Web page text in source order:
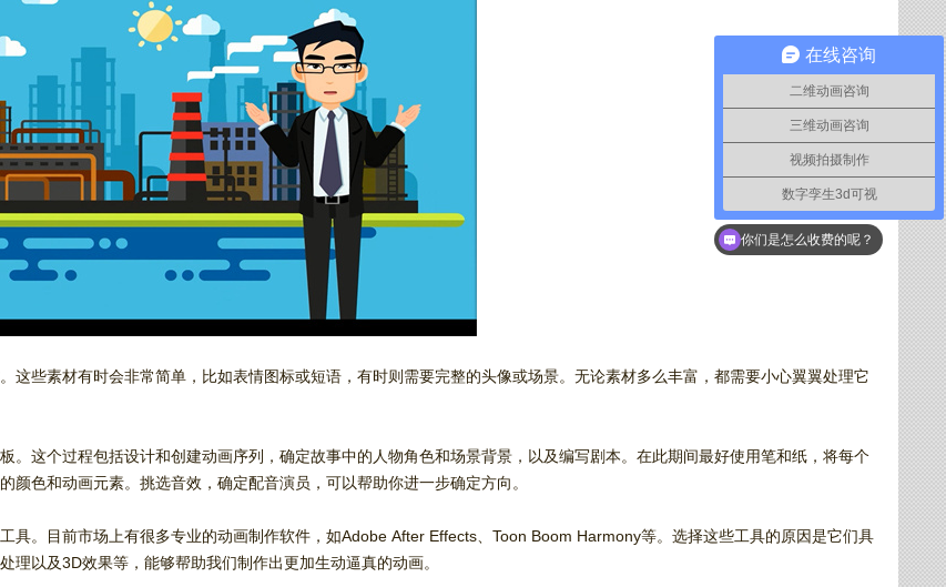
这些素材有时会非常简单，比如表情图标或短语，有时则需要完整的头像或场景。无论素材多么丰富，都需要小心翼翼处理它
。这个过程包括设计和创建动画序列，确定故事中的人物角色和场景背景，以及编写剧本。在此期间最好使用笔和纸，将每个
颜色和动画元素。挑选音效，确定配音演员，可以帮助你进一步确定方向。
具。目前市场上有很多专业的动画制作软件，如Adobe After Effects、Toon Boom Harmony等。选择这些工具的原因是它们具
理以及3D效果等，能够帮助我们制作出更加生动逼真的动画。
在线咨询
二维动画咨询
三维动画咨询
视频拍摄制作
数字孪生3d可视
你们是怎么收费的呢？